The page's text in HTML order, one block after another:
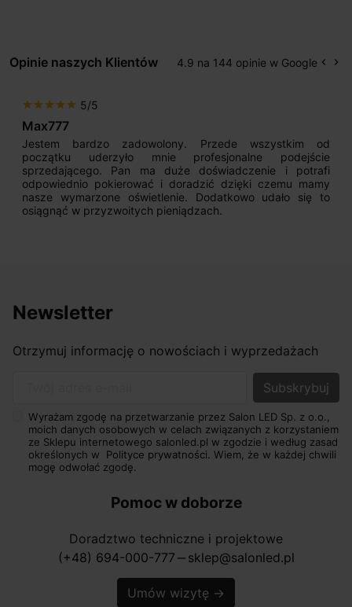
Opinie naszych Klientów 4.9 na 144 opinie w Google keyboard_arrow_left keyboard_arrow_right
star star star star star 5/5
Max777
Jestem bardzo zadowolony. Przede wszystkim od
początku uderzyło mnie profesjonalne podejście
sprzedającego. Pan ma duże doświadczenie i potrafi
odpowiednio pokierować i doradzić dzięki czemu mamy
nasze wymarzone oświetlenie. Dodatkowo udało się to
osiągnąć w przyzwoitych pieniądzach.
Newsletter
Otrzymuj informację o nowościach i wyprzedażach
Wyrażam zgodę na przetwarzanie przez Salon LED Sp. z o.o.,
moich danych osobowych w celach związanych z korzystaniem
ze Sklepu internetowego salonled.pl w zgodzie i według zasad
określonych w Polityce prywatności. Wiem, że w każdej chwili
mogę odwołać zgodę.
Pomoc w doborze
Doradztwo techniczne i projektowe
(+48) 694-000-777 horizontal_rule sklep@salonled.pl
Umów wizytę →